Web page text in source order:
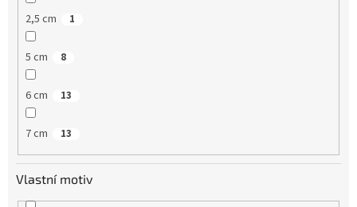
2,5 cm 1
5 cm 8
6 cm 13
7 cm 13
Vlastní motiv